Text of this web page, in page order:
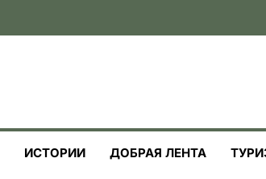
ИСТОРИИ ДОБРАЯ ЛЕНТА